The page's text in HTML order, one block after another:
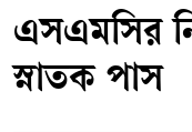
এসএমসির
স্নাতক পাস